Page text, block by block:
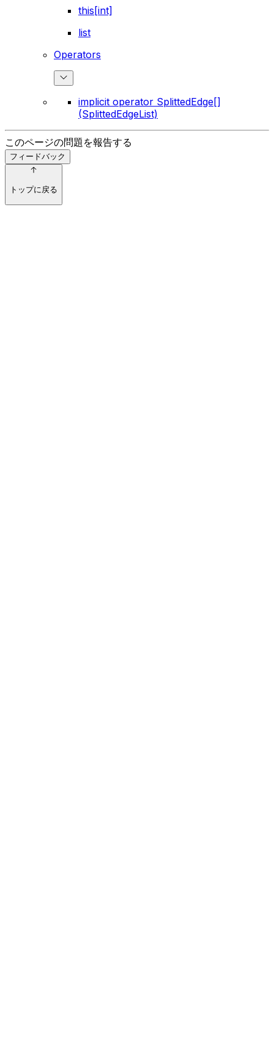
this[int]
list
Operators
implicit operator SplittedEdge[]
(SplittedEdgeList)
このページの問題を報告する
フィードバック
トップに戻る